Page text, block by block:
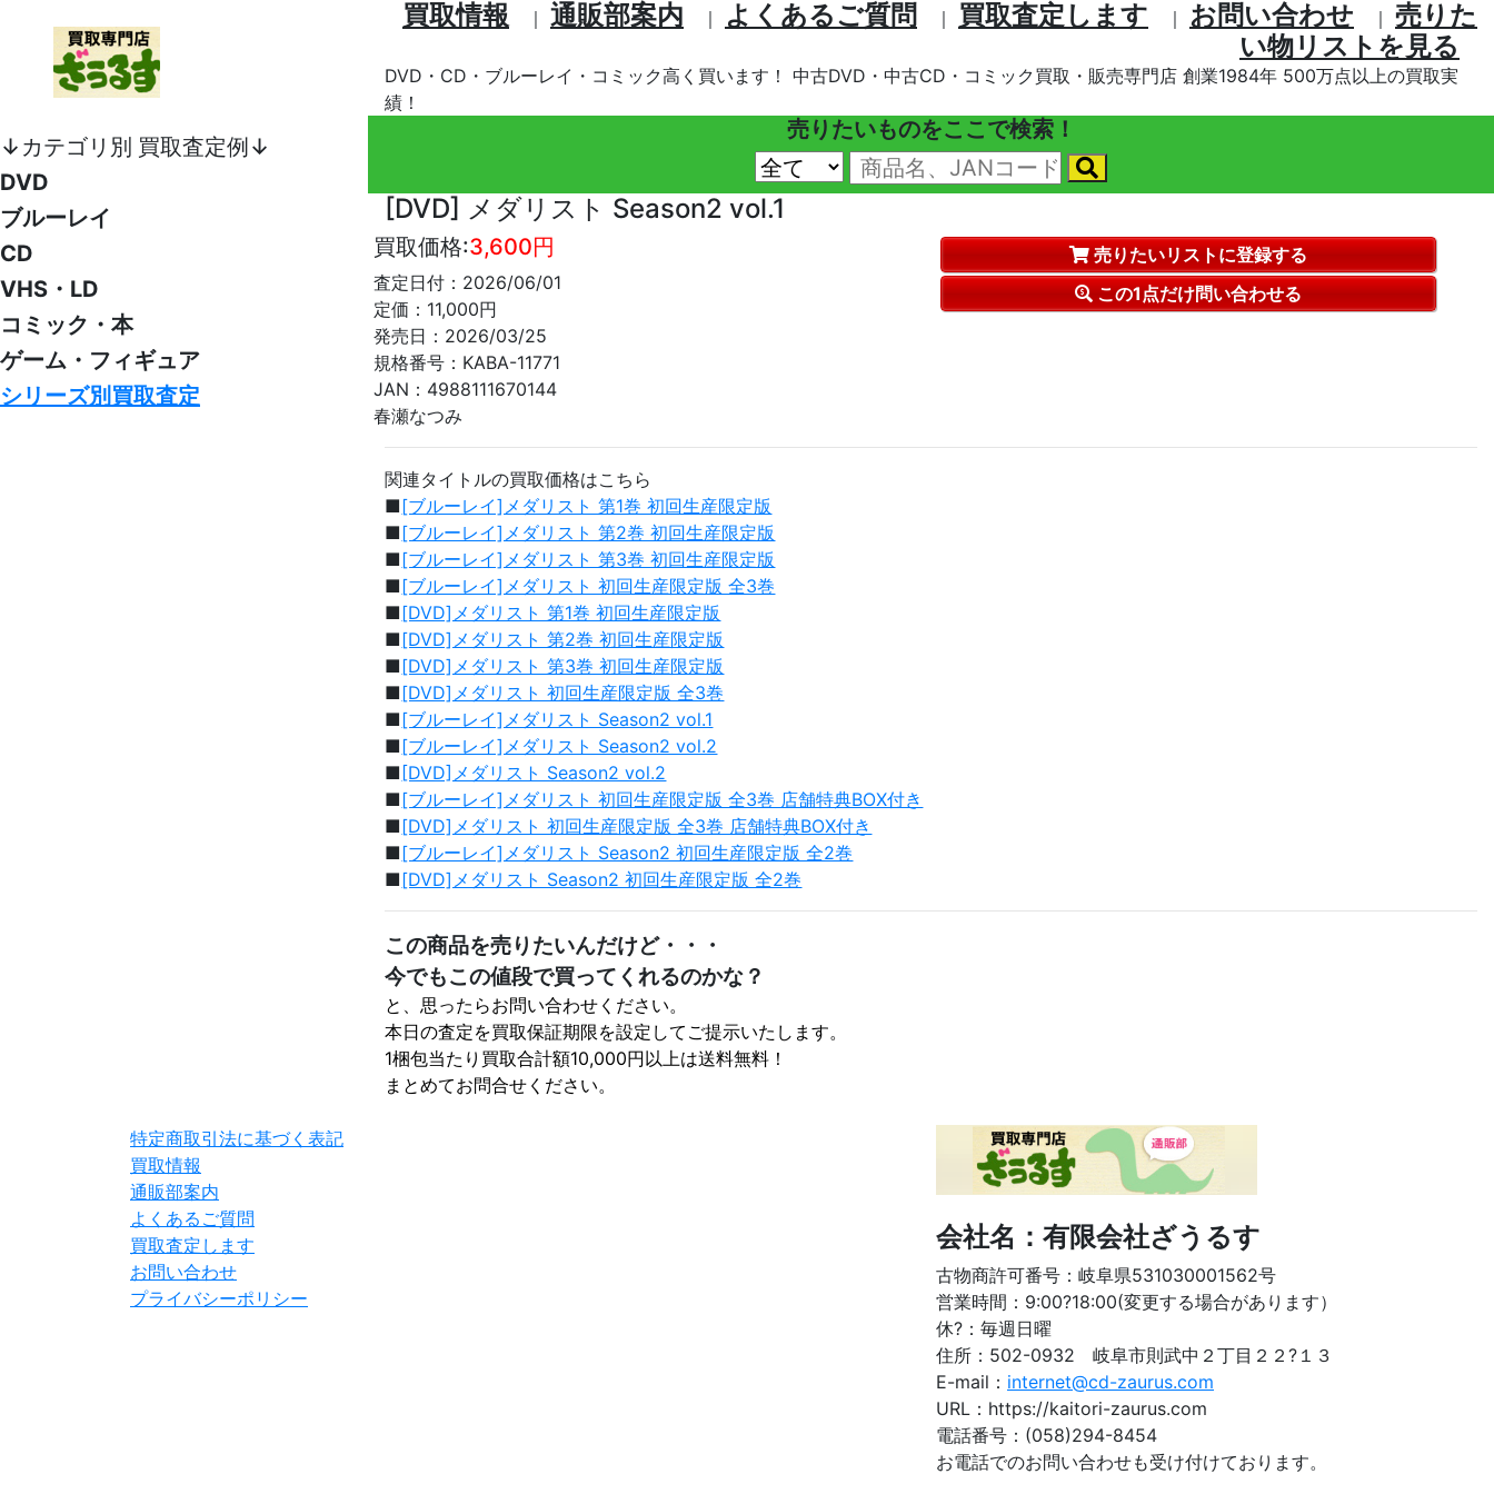
↓カテゴリ別 買取査定例↓
DVD
ブルーレイ
CD
VHS・LD
コミック・本
ゲーム・フィギュア
シリーズ別買取査定
買取情報 ｜ 通販部案内 ｜ よくあるご質問 ｜ 買取査定します ｜ お問い合わせ ｜ 売りた
い物リストを⾒る
DVD・CD・ブルーレイ・コミック高く買います！ 中古DVD・中古CD・コミック買取・販売専門店 創業1984年 500万点以上の買取実
績！
売りたいものをここで検索！
[DVD] メダリスト Season2 vol.1
買取価格:3,600円
査定日付：2026/06/01
定価：11,000円
発売日：2026/03/25
規格番号：KABA-11771
JAN：4988111670144
春瀬なつみ
売りたいリストに登録する
この1点だけ問い合わせる
関連タイトルの買取価格はこちら
■[ブルーレイ]メダリスト 第1巻 初回生産限定版
■[ブルーレイ]メダリスト 第2巻 初回生産限定版
■[ブルーレイ]メダリスト 第3巻 初回生産限定版
■[ブルーレイ]メダリスト 初回生産限定版 全3巻
■[DVD]メダリスト 第1巻 初回生産限定版
■[DVD]メダリスト 第2巻 初回生産限定版
■[DVD]メダリスト 第3巻 初回生産限定版
■[DVD]メダリスト 初回生産限定版 全3巻
■[ブルーレイ]メダリスト Season2 vol.1
■[ブルーレイ]メダリスト Season2 vol.2
■ [DVD]メダリスト Season2 vol.2
■[ブルーレイ]メダリスト 初回生産限定版 全3巻 店舗特典BOX付き
■[DVD]メダリスト 初回生産限定版 全3巻 店舗特典BOX付き
■[ブルーレイ]メダリスト Season2 初回生産限定版 全2巻
■[DVD]メダリスト Season2 初回生産限定版 全2巻
この商品を売りたいんだけど・・・
今でもこの値段で買ってくれるのかな？
と、思ったらお問い合わせください。
本日の査定を買取保証期限を設定してご提示いたします。
1梱包当たり買取合計額10,000円以上は送料無料！
まとめてお問合せください。
特定商取引法に基づく表記
買取情報
通販部案内
よくあるご質問
買取査定します
お問い合わせ
プライバシーポリシー
会社名：有限会社ざうるす
古物商許可番号：岐阜県531030001562号
営業時間：9:00?18:00(変更する場合があります）
休?：毎週日曜
住所：502-0932 岐阜市則武中２丁目２２?１３
E-mail： internet@cd-zaurus.com
URL：https://kaitori-zaurus.com
電話番号： (058)294-8454
お電話でのお問い合わせも受け付けております。